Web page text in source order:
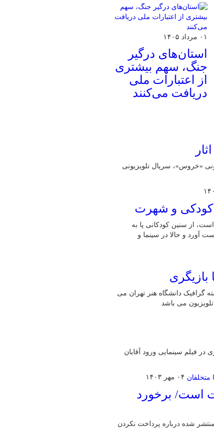
۰۱ مرداد ۱۴۰۵
استان‌های درگیر
جنگ، سهم بیشتری
از اعتبارات ملی
دریافت می‌کنند
«خروس»، سریال تلویزیونی
کودکی و شهرت
تلویزیون است، از سنین کودکانی پا به
آورد و حالا در سینما و
بازیگری
کارشناسی رشته گرافیک دانشگاه هنر تهران می
تلویزیون می باشد
در تهران است که با بازی در فیلم سینمایی ورود آقایان
۰۴ مهر ۱۴۰۳
است/ برخورد
شده درباره پرداخت نکردن